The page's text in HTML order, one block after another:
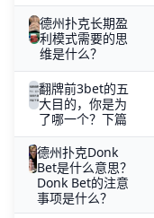
德州扑克长期盈
利模式需要的思
维是什么？
翻牌前3bet的五
大目的，你是为
了哪一个？下篇
德州扑克Donk
Bet是什么意思？
Donk Bet的注意
事项是什么？